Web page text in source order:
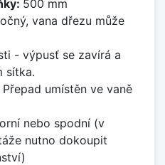
500 mm
vana dřezu může
- výpusť se zavírá a
sítka.
Přepad umístěn ve vaně
nebo spodní (v
nutno dokoupit